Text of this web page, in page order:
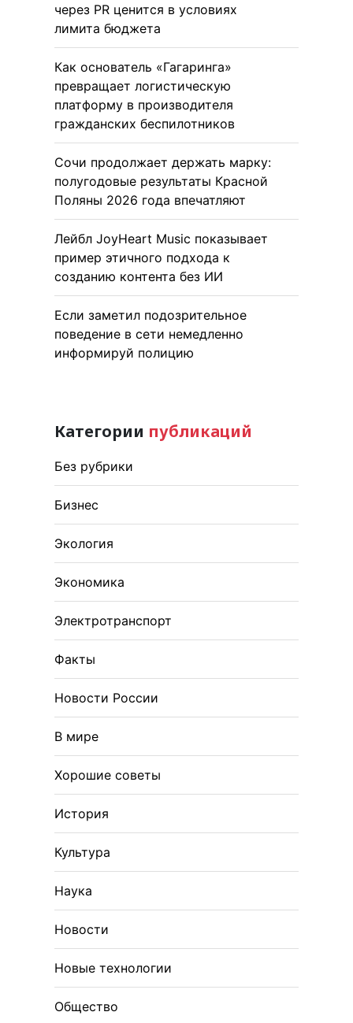
через PR ценится в условиях
лимита бюджета
Как основатель «Гагаринга»
превращает логистическую
платформу в производителя
гражданских беспилотников
Сочи продолжает держать марку:
полугодовые результаты Красной
Поляны 2026 года впечатляют
Лейбл JoyHeart Music показывает
пример этичного подхода к
созданию контента без ИИ
Если заметил подозрительное
поведение в сети немедленно
информируй полицию
Категории публикаций
Без рубрики
Бизнес
Экология
Экономика
Электротранспорт
Факты
Новости России
В мире
Хорошие советы
История
Культура
Наука
Новости
Новые технологии
Общество